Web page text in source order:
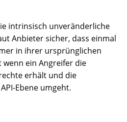
intrinsisch unveränderliche
Anbieter sicher, dass einmal
in ihrer ursprünglichen
ein Angreifer die
erhält und die
Ebene umgeht.